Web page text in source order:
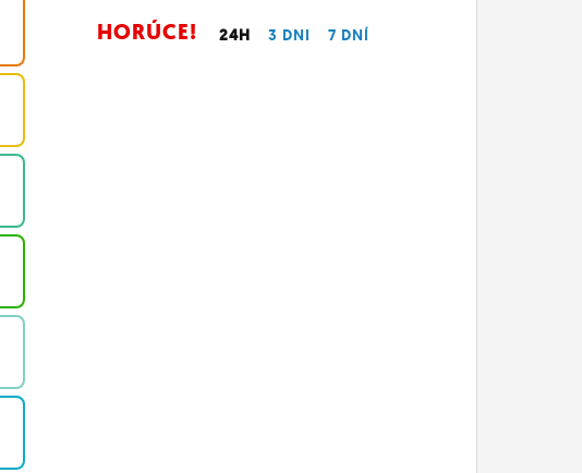
HORÚCE! 24H 3 DNI 7 DNÍ